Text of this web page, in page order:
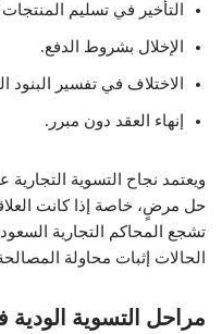
التأخير في تسليم
الإخلال بشروط الدفع.
الاختلاف في تفسير البنود
إنهاء العقد دون مبرر.
ويعتمد نجاح التسوية
حل مرضٍ، خاصة إذا كانت
تشجع المحاكم التجارية
الحالات إثبات محاولة
مراحل التسوية الودية